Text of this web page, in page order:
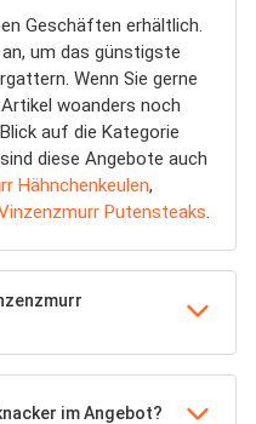
Geschäften erhältlich.
um das günstigste
Wenn Sie gerne
woanders noch
auf die Kategorie
diese Angebote auch
Hähnchenkeulen,
Putensteaks.
im Angebot?